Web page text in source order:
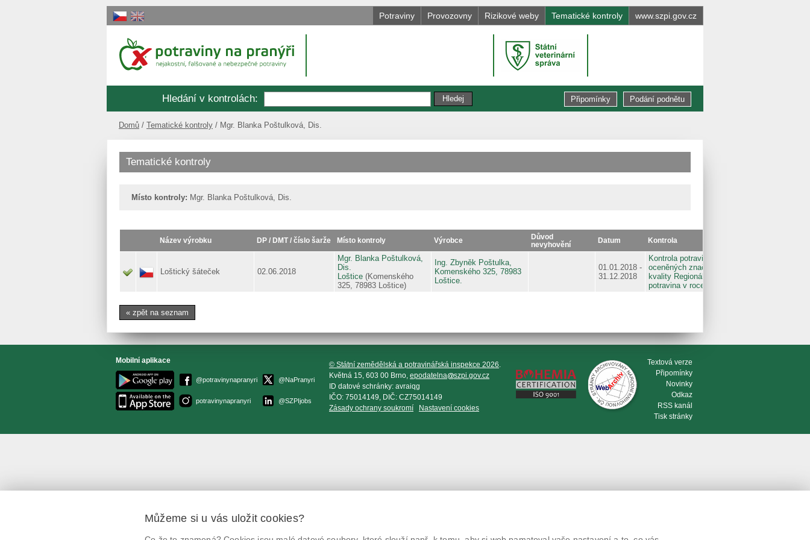
Potraviny Provozovny Rizikové weby Tematické kontroly www.szpi.gov.cz
Hledání v kontrolách: Podání podnětu
Připomínky
Domů Tematické kontroly Mgr. Blanka Poštulková, Dis.
Tematické kontroly
Místo kontroly: Mgr. Blanka Poštulková, Dis.
Název výrobku DP / DMT / číslo šarže Místo kontroly Výrobce
Důvod
nevyhovění
Datum Kontrola
Loštický šáteček 02.06.2018
Mgr. Blanka Poštulková,
Dis.
Loštice (Komenského
325, 78983 Loštice)
Ing. Zbyněk Poštulka,
Komenského 325, 78983
Loštice.
01.01.2018 -
31.12.2018
Kontrola potravin
oceněných značkou
kvality Regionální
potravina v roce 2018
« zpět na seznam
Mobilní aplikace
@potravinynapranyri
potravinynapranyri
@NaPranyri
@SZPIjobs
© Státní zemědělská a potravinářská inspekce 2026.
Květná 15, 603 00 Brno, epodatelna
szpi.gov.cz
ID datové schránky: avraiqg
IČO: 75014149, DIČ: CZ75014149
Zásady ochrany soukromí
Nastavení cookies
Textová verze
Připomínky
Novinky
Odkaz
RSS kanál
Tisk stránky
Můžeme si u vás uložit cookies?